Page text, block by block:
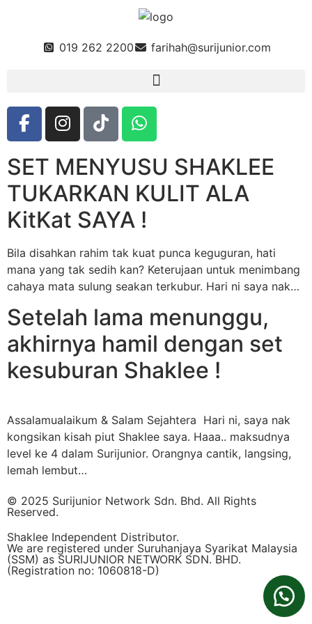
019 262 2200 farihah@surijunior.com
SET MENYUSU SHAKLEE
TUKARKAN KULIT ALA
KitKat SAYA !
Bila disahkan rahim tak kuat punca keguguran, hati
mana yang tak sedih kan? Keterujaan untuk menimbang
cahaya mata sulung seakan terkubur. Hari ni saya nak…
Setelah lama menunggu,
akhirnya hamil dengan set
kesuburan Shaklee !
Assalamualaikum & Salam Sejahtera Hari ni, saya nak
kongsikan kisah piut Shaklee saya. Haaa.. maksudnya
level ke 4 dalam Surijunior. Orangnya cantik, langsing,
lemah lembut…
© 2025 Surijunior Network Sdn. Bhd. All Rights
Reserved.
Shaklee Independent Distributor.
We are registered under Suruhanjaya Syarikat Malaysia
(SSM) as SURIJUNIOR NETWORK SDN. BHD.
(Registration no: 1060818-D)